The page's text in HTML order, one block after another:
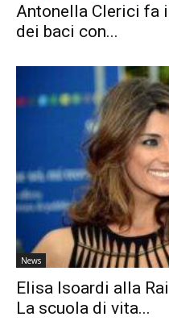
Antonella Clerici fa
dei baci con...
News
Elisa Isoardi alla
La scuola di vita...